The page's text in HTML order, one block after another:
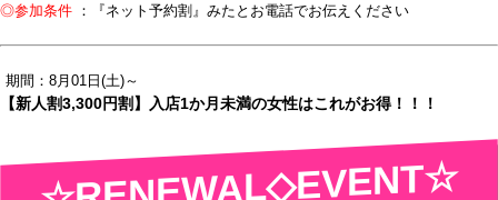
◎参加条件 ：『ネット予約割』みたとお電話でお伝えください
期間：8月01日(土)～
【新人割3,300円割】入店1か月未満の女性はこれがお得！！！